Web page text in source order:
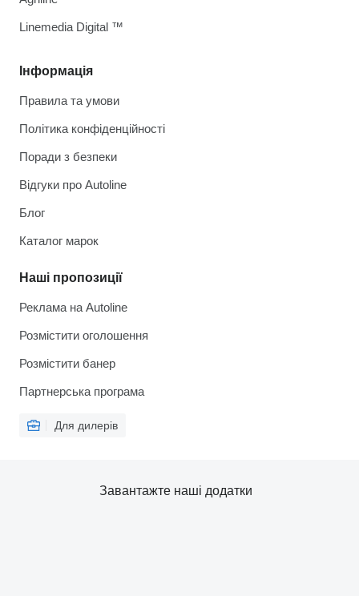
Інформація
Правила та умови
Політика конфіденційності
Поради з безпеки
Відгуки про Autoline
Блог
Каталог марок
Наші пропозиції
Реклама на Autoline
Розмістити оголошення
Розмістити банер
Партнерська програма
Для дилерів
Linemedia Digital ™
Завантажте наші додатки